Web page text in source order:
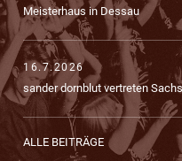
Meisterhaus in Dessau
16.7.2026
sander dornblut vertreten
ALLE BEITRÄGE